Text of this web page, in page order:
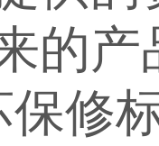
的
保修